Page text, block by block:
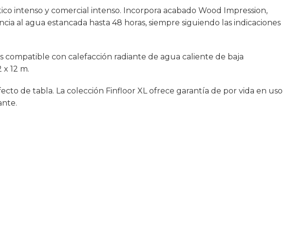
intenso y comercial intenso. Incorpora acabado Wood Impression,
al agua estancada hasta 48 horas, siempre siguiendo las indicaciones
compatible con calefacción radiante de agua caliente de baja
12 m.
de tabla. La colección Finfloor XL ofrece garantía de por vida en uso